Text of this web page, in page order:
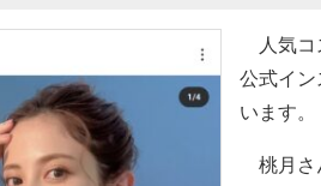
人気コ
公式イン
います。
桃月さ